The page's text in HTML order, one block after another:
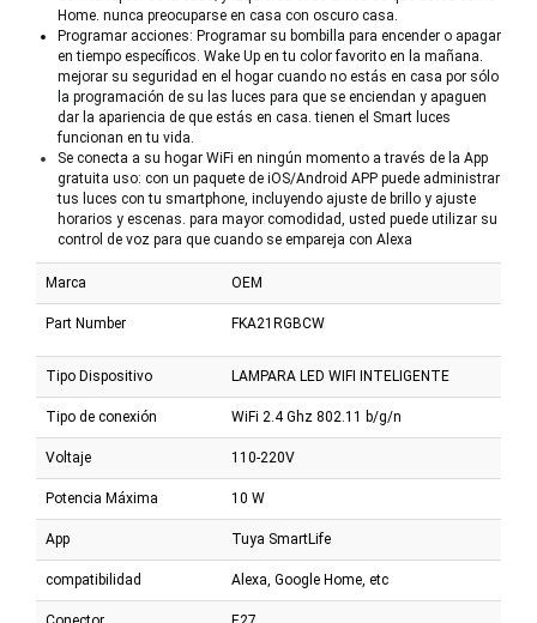
Home. nunca preocuparse en casa con oscuro casa.
Programar acciones: Programar su bombilla para encender o apagar
en tiempo específicos. Wake Up en tu color favorito en la mañana.
mejorar su seguridad en el hogar cuando no estás en casa por sólo
la programación de su las luces para que se enciendan y apaguen
dar la apariencia de que estás en casa. tienen el Smart luces
funcionan en tu vida.
Se conecta a su hogar WiFi en ningún momento a través de la App
gratuita uso: con un paquete de iOS/Android APP puede administrar
tus luces con tu smartphone, incluyendo ajuste de brillo y ajuste
horarios y escenas. para mayor comodidad, usted puede utilizar su
control de voz para que cuando se empareja con Alexa
Marca OEM
Part Number FKA21RGBCW
Tipo Dispositivo LAMPARA LED WIFI INTELIGENTE
Tipo de conexión WiFi 2.4 Ghz 802.11 b/g/n
Voltaje 110-220V
Potencia Máxima 10 W
App Tuya SmartLife
compatibilidad Alexa, Google Home, etc